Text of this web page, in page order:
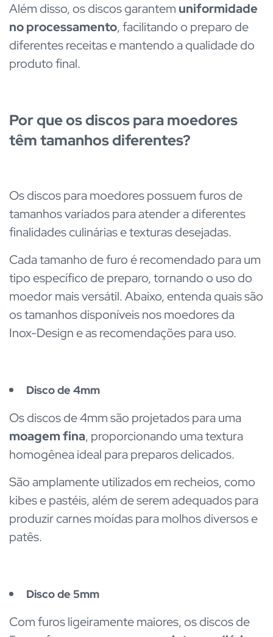
Além disso, os discos garantem uniformidade
no processamento, facilitando o preparo de
diferentes receitas e mantendo a qualidade do
produto final.
Por que os discos para moedores
têm tamanhos diferentes?
Os discos para moedores possuem furos de
tamanhos variados para atender a diferentes
finalidades culinárias e texturas desejadas.
Cada tamanho de furo é recomendado para um
tipo específico de preparo, tornando o uso do
moedor mais versátil. Abaixo, entenda quais são
os tamanhos disponíveis nos moedores da
Inox-Design e as recomendações para uso.
Disco de 4mm
Os discos de 4mm são projetados para uma
moagem fina, proporcionando uma textura
homogênea ideal para preparos delicados.
São amplamente utilizados em recheios, como
kibes e pastéis, além de serem adequados para
produzir carnes moídas para molhos diversos e
patês.
Disco de 5mm
Com furos ligeiramente maiores, os discos de